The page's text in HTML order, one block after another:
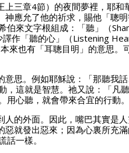
三章4節）的夜間夢裡，耶和
應允了他的祈求，賜他「聰
來文字根組成：「聽」（
譯作「聽的心」（Listening
來也有「耳聰目明」的意思。
思。例如耶穌說：「那聽我話
這就是智慧。祂又說：「凡
心聽，就會帶來合宜的行動。
的外面。因此，嘴巴其實是
就發出惡來；因為心裏所充滿
一樣。